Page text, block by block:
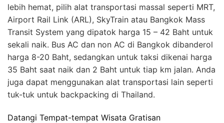
lebih hemat, pilih alat transportasi massal seperti MRT,
Airport Rail Link (ARL), SkyTrain atau Bangkok Mass
Transit System yang dipatok harga 15 – 42 Baht untuk
sekali naik. Bus AC dan non AC di Bangkok dibanderol
harga 8-20 Baht, sedangkan untuk taksi dikenai harga
35 Baht saat naik dan 2 Baht untuk tiap km jalan. Anda
juga dapat menggunakan alat transportasi lain seperti
tuk-tuk untuk backpacking di Thailand.
Datangi Tempat-tempat Wisata Gratisan